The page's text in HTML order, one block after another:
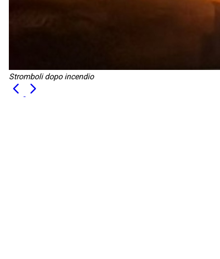
Stromboli dopo incendio